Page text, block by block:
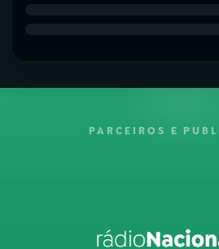
PARCEIROS E